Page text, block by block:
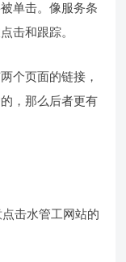
单击。像服务条
击和跟踪。
个页面的链接，
，那么后者更有
击水管工网站的